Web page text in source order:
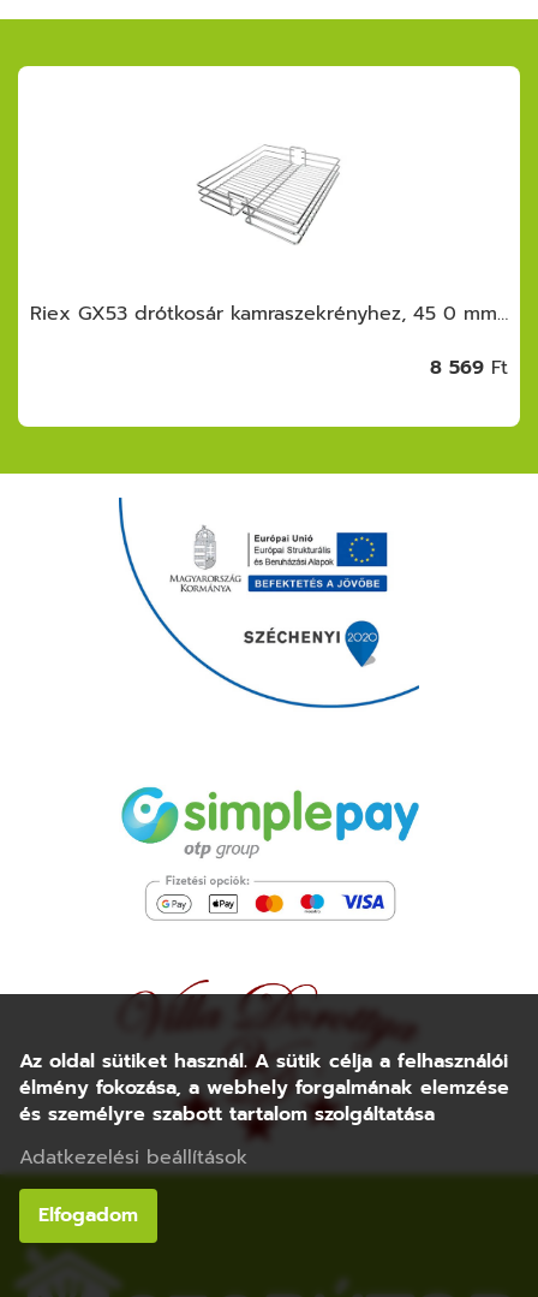
Riex GX53 drótkosár kamraszekrényhez, 45 0 mm, króm
8 569 Ft
Az oldal sütiket használ. A sütik célja a felhasználói
élmény fokozása, a webhely forgalmának elemzése
és személyre szabott tartalom szolgáltatása
Adatkezelési beállítások
Elfogadom